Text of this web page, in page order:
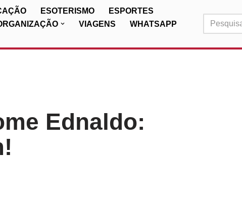
ESOTERISMO
ESPORTES
VIAGENS
WHATSAPP
Ednaldo: